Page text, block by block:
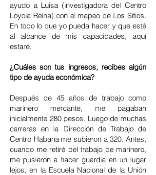
ayudo a Luisa (investigadora del Centro
Loyola Reina) con el mapeo de Los Sitios.
En todo lo que yo pueda hacer y que esté
al alcance de mis capacidades, aquí
estaré.
¿Cuáles son tus ingresos, recibes algún
tipo de ayuda económica?
Después de 45 años de trabajo como
marinero mercante, me pagaban
inicialmente 280 pesos. Luego de muchas
carreras en la Dirección de Trabajo de
Centro Habana me subieron a 320. Antes,
cuando me retiré del trabajo de marinero,
me pusieron a hacer guardia en un lugar
lejos, en la Escuela Nacional de la Unión